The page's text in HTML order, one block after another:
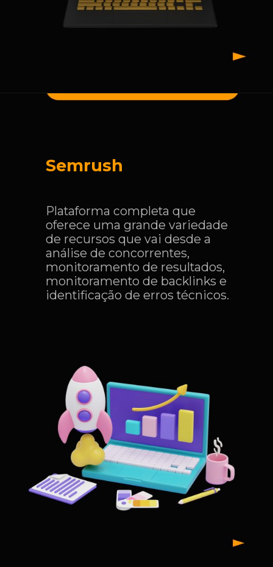
Plataforma completa que
oferece uma grande variedade
de recursos que vai desde a
análise de concorrentes,
monitoramento de resultados,
monitoramento de backlinks e
identificação de erros técnicos.
Semrush